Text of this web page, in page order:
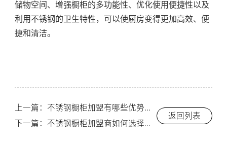
储物空间、增强橱柜的多功能性、优化使用便捷性以及
利用不锈钢的卫生特性，可以使厨房变得更加高效、便
捷和清洁。
上一篇：不锈钢橱柜加盟有哪些优势？创业者必读指南-索而/THOR
下一篇：不锈钢橱柜加盟商如何选择合适的品牌-索而/THOR
返回列表